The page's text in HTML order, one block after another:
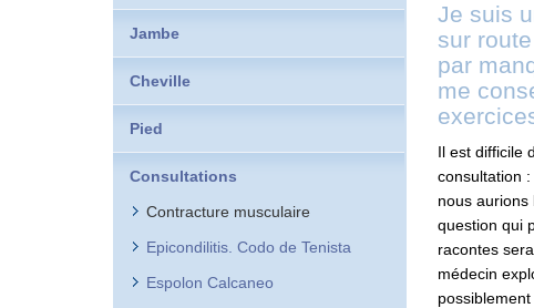
Je suis
sur
par
me
Il est difficile
consultation
nous
question qui
racontes
médecin
Jambe
Cheville
Pied
Consultations
Contracture musculaire
Epicondilitis. Codo de Tenista
Espolon Calcaneo